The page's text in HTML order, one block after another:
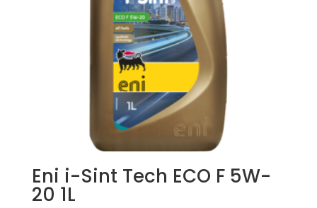
Eni i-Sint Tech ECO F 5W-
20 1L